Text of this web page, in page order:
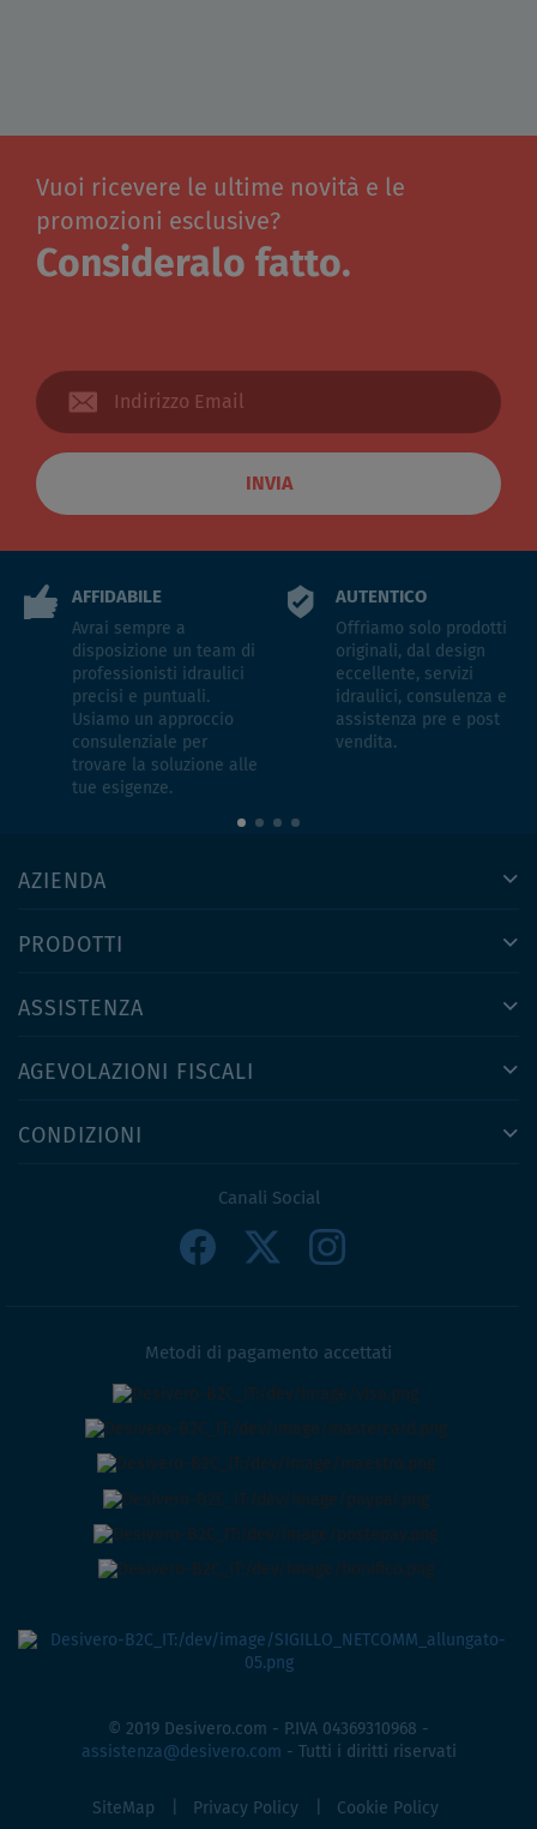
Vuoi ricevere le ultime novità e le
promozioni esclusive?
Consideralo fatto.
INVIA
AFFIDABILE
Avrai sempre a
disposizione un team di
professionisti idraulici
precisi e puntuali.
Usiamo un approccio
consulenziale per
trovare la soluzione alle
tue esigenze.
AUTENTICO
Offriamo solo prodotti
originali, dal design
eccellente, servizi
idraulici, consulenza e
assistenza pre e post
vendita.
AZIENDA
PRODOTTI
ASSISTENZA
AGEVOLAZIONI FISCALI
CONDIZIONI
Canali Social
Metodi di pagamento accettati
© 2019 Desivero.com - P.IVA 04369310968 -
assistenza@desivero.com - Tutti i diritti riservati
SiteMap Privacy Policy Cookie Policy